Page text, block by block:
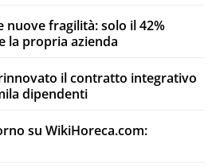
nuove fragilità: solo il 42%
la propria azienda
il contratto integrativo
dipendenti
su WikiHoreca.com: